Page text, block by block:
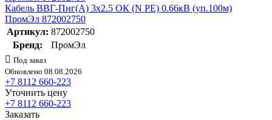
Кабель ВВГ-Пнг(А) 3х2.5 ОК (N PE) 0.66кВ (уп.100м)
ПромЭл 872002750
Артикул: 872002750
Бренд:
ПромЭл
Под заказ
Обновлено 08.08.2026
+7 8112 660-223
Уточнить цену
+7 8112 660-223
Заказать